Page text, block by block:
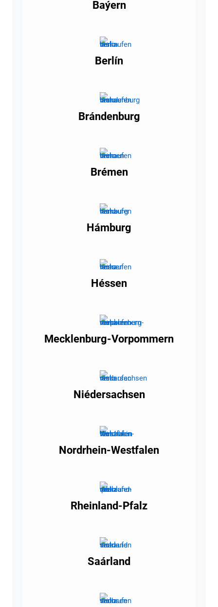
Baýern
Berlín
Brándenburg
Brémen
Hámburg
Héssen
Mecklenburg-Vorpommern
Niédersachsen
Nordrhein-Westfalen
Rheinland-Pfalz
Saárland